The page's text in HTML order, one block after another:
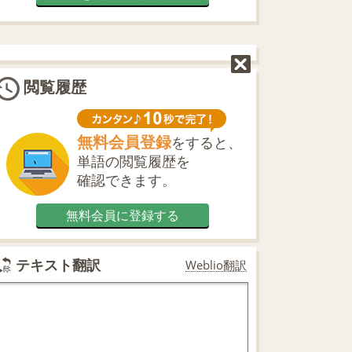
閲覧履歴
無料会員登録をすると、
単語の閲覧履歴を
確認できます。
無料会員に登録する
テキスト翻訳 Weblio翻訳